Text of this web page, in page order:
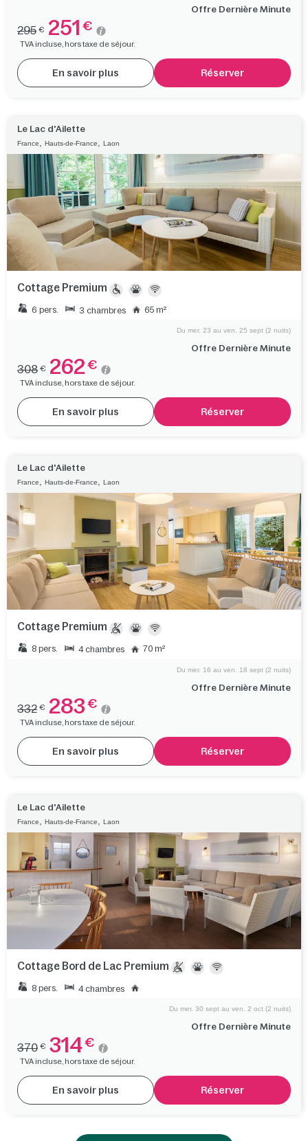
Offre Dernière Minute
295 € 251 €
TVA incluse, hors taxe de séjour.
En savoir plus Réserver
Le Lac d'Ailette
France, Hauts-de-France, Laon
Cottage Premium
6 pers. 3 chambres 65 m²
Offre Dernière Minute
Du mer. 23 au ven. 25 sept (2 nuits)
308 € 262 €
TVA incluse, hors taxe de séjour.
En savoir plus Réserver
Le Lac d'Ailette
France, Hauts-de-France, Laon
Cottage Premium
8 pers. 4 chambres 70 m²
Offre Dernière Minute
Du mer. 16 au ven. 18 sept (2 nuits)
332 € 283 €
TVA incluse, hors taxe de séjour.
En savoir plus Réserver
Le Lac d'Ailette
France Hauts-de-France Laon
Cottage Bord de Lac Premium
8 pers. 4 chambres
Offre Dernière Minute
Du mer. 30 sept au ven. 2 oct (2 nuits)
370 € 314 €
TVA incluse, hors taxe de séjour.
En savoir plus Réserver